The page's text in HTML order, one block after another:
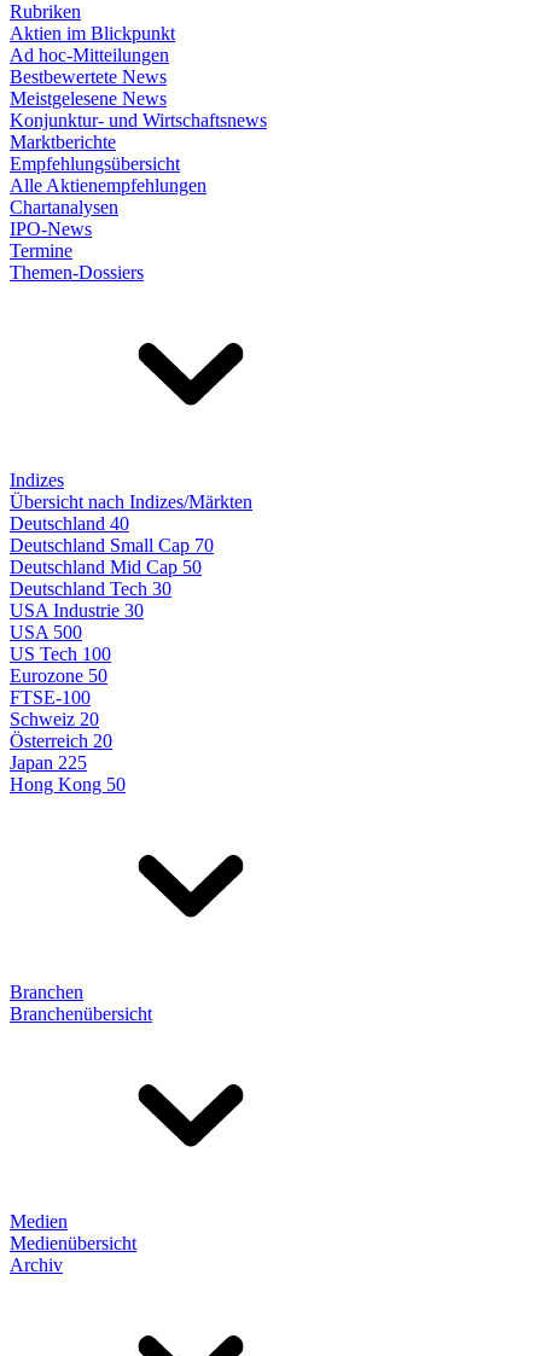
Rubriken
Aktien im Blickpunkt
Ad hoc-Mitteilungen
Bestbewertete News
Meistgelesene News
Konjunktur- und Wirtschaftsnews
Marktberichte
Empfehlungsübersicht
Alle Aktienempfehlungen
Chartanalysen
IPO-News
Termine
Themen-Dossiers
Indizes
Übersicht nach Indizes/Märkten
Deutschland 40
Deutschland Small Cap 70
Deutschland Mid Cap 50
Deutschland Tech 30
USA Industrie 30
USA 500
US Tech 100
Eurozone 50
FTSE-100
Schweiz 20
Österreich 20
Japan 225
Hong Kong 50
Branchen
Branchenübersicht
Medien
Medienübersicht
Archiv